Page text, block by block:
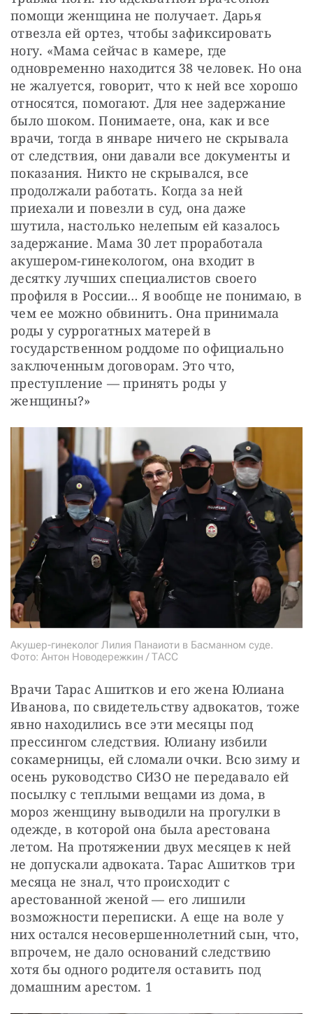
помощи женщина не получает. Дарья
отвезла ей ортез, чтобы зафиксировать
ногу. «Мама сейчас в камере, где
одновременно находится 38 человек. Но она
не жалуется, говорит, что к ней все хорошо
относятся, помогают. Для нее задержание
было шоком. Понимаете, она, как и все
врачи, тогда в январе ничего не скрывала
от следствия, они давали все документы и
показания. Никто не скрывался, все
продолжали работать. Когда за ней
приехали и повезли в суд, она даже
шутила, настолько нелепым ей казалось
задержание. Мама 30 лет проработала
акушером-гинекологом, она входит в
десятку лучших специалистов своего
профиля в России… Я вообще не понимаю, в
чем ее можно обвинить. Она принимала
роды у суррогатных матерей в
государственном роддоме по официально
заключенным договорам. Это что,
преступление — принять роды у
женщины?»
Акушер-гинеколог Лилия Панаиоти в Басманном суде.
Фото: Антон Новодережкин / ТАСС
Врачи Тарас Ашитков и его жена Юлиана
Иванова, по свидетельству адвокатов, тоже
явно находились все эти месяцы под
прессингом следствия. Юлиану избили
сокамерницы, ей сломали очки. Всю зиму и
осень руководство СИЗО не передавало ей
посылку с теплыми вещами из дома, в
мороз женщину выводили на прогулки в
одежде, в которой она была арестована
летом. На протяжении двух месяцев к ней
не допускали адвоката. Тарас Ашитков три
месяца не знал, что происходит с
арестованной женой — его лишили
возможности переписки. А еще на воле у
них остался несовершеннолетний сын, что,
впрочем, не дало оснований следствию
хотя бы одного родителя оставить под
домашним арестом. 1